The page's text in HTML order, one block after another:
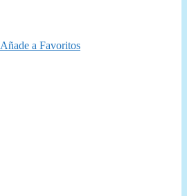
Añade a Favoritos